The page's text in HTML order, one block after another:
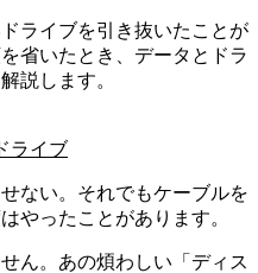
ライブを引き抜いたことが
省いたとき、データとドラ
説します。
ライブ
ない。それでもケーブルを
やったことがあります。
ん。あの煩わしい「ディス